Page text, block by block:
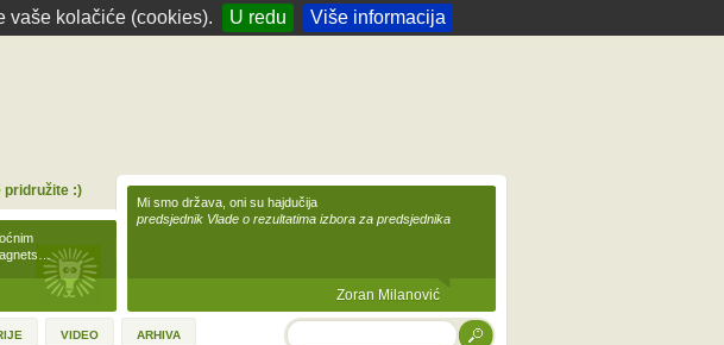
vaše kolačiće (cookies). U redu Više informacija
pridružite :)
Mi smo država, oni su hajdučija
predsjednik Vlade o rezultatima izbora za predsjednika
Zoran Milanović
VIDEO ARHIVA TRAŽI